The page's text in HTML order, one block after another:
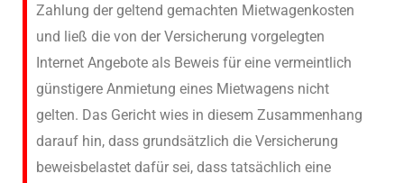
Zahlung der geltend gemachten Mietwagenkosten
und ließ die von der Versicherung vorgelegten
Internet Angebote als Beweis für eine vermeintlich
günstigere Anmietung eines Mietwagens nicht
gelten. Das Gericht wies in diesem Zusammenhang
darauf hin, dass grundsätzlich die Versicherung
beweisbelastet dafür sei, dass tatsächlich eine